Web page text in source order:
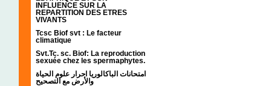
INFLUENCE SUR LA
REPARTITION DES ETRES
VIVANTS
Tcsc Biof svt : Le facteur
climatique
Svt.Tc. sc. Biof: La reproduction
sexuée chez les spermaphytes.
امتحانات الباكالوريا احرار علوم الحياة
والأرض مع التصحيح